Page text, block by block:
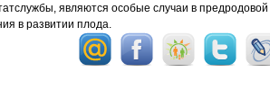
являются особые случаи в предродовой
в развитии плода.